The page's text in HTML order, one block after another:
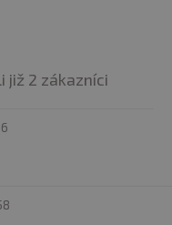
již 2 zákazníci